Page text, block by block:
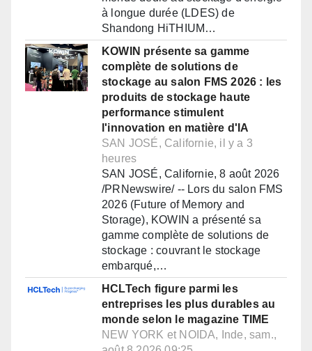
à longue durée (LDES) de
Shandong HiTHIUM…
KOWIN présente sa gamme
complète de solutions de
stockage au salon FMS 2026 : les
produits de stockage haute
performance stimulent
l'innovation en matière d'IA
SAN JOSÉ, Californie, il y a 3
heures
SAN JOSÉ, Californie, 8 août 2026
/PRNewswire/ -- Lors du salon FMS
2026 (Future of Memory and
Storage), KOWIN a présenté sa
gamme complète de solutions de
stockage : couvrant le stockage
embarqué,…
HCLTech figure parmi les
entreprises les plus durables au
monde selon le magazine TIME
NEW YORK et NOIDA, Inde, sam.,